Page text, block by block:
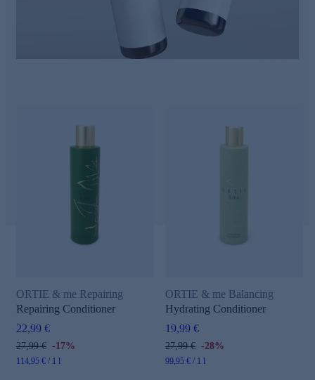
ORTIE & me Repairing
Repairing Conditioner
22,99 €
27,99 € -17%
114,95 € / 1 l
ORTIE & me Balancing
Hydrating Conditioner
19,99 €
27,99 € -28%
99,95 € / 1 l